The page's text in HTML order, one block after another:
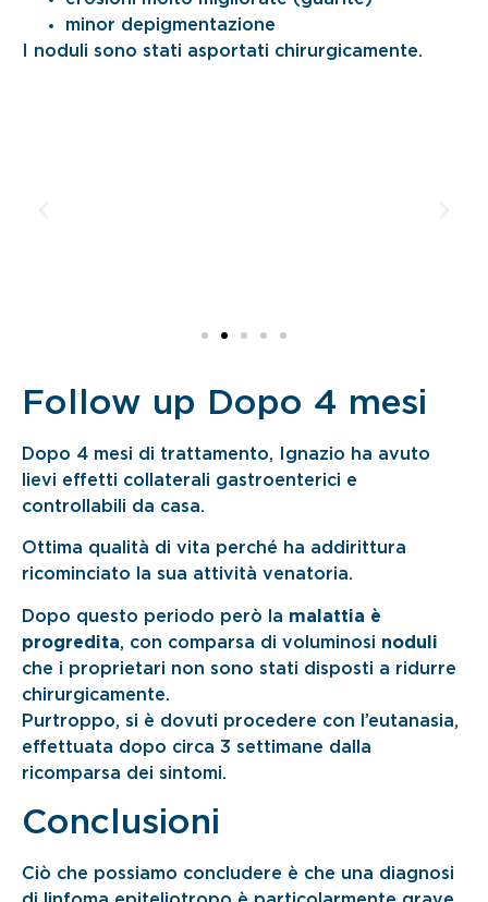
minor depigmentazione
I noduli sono stati asportati chirurgicamente.
Follow up Dopo 4 mesi
Dopo 4 mesi di trattamento, Ignazio ha avuto
lievi effetti collaterali gastroenterici e
controllabili da casa.
Ottima qualità di vita perché ha addirittura
ricominciato la sua attività venatoria.
Dopo questo periodo però la malattia è
progredita, con comparsa di voluminosi noduli
che i proprietari non sono stati disposti a ridurre
chirurgicamente.
Purtroppo, si è dovuti procedere con l’eutanasia,
effettuata dopo circa 3 settimane dalla
ricomparsa dei sintomi.
Conclusioni
Ciò che possiamo concludere è che una diagnosi